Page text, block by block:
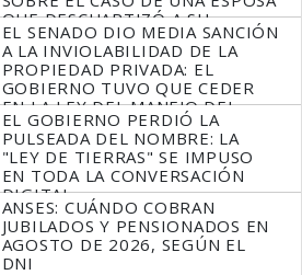
QUE DESCUARTIZÓ A SU
MARIDO
EL SENADO DIO MEDIA SANCIÓN
A LA INVIOLABILIDAD DE LA
PROPIEDAD PRIVADA: EL
GOBIERNO TUVO QUE CEDER
EN LA LEY DEL MANEJO DEL
FUEGO
EL GOBIERNO PERDIÓ LA
PULSEADA DEL NOMBRE: LA
"LEY DE TIERRAS" SE IMPUSO
EN TODA LA CONVERSACIÓN
DIGITAL
ANSES: CUÁNDO COBRAN
JUBILADOS Y PENSIONADOS EN
AGOSTO DE 2026, SEGÚN EL
DNI